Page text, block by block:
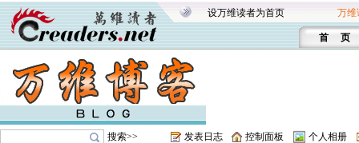
设万维读者为首页 万维
首 页
搜索>> 发表日志 控制面板 个人相册